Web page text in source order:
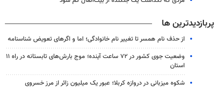
پربازدیدترین ها
از حذف نام همسر تا تغییر نام خانوادگی؛ اما و اگرهای تعویض شناسنامه
وضعیت جوی کشور در ۷۲ ساعت آینده؛ موج بارش‌های تابستانه در راه ۱۱
استان
شکوه میزبانی در دروازه کربلا؛ عبور یک میلیون زائر از مرز خسروی